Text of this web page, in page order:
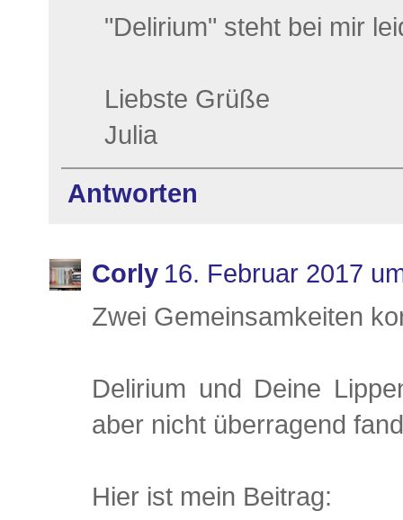
"Delirium" steht bei mir
Liebste Grüße
Julia
Antworten
Corly 16. Februar 2017
Zwei Gemeinsamkeiten
Delirium und Deine
aber nicht überragend
Hier ist mein Beitrag: